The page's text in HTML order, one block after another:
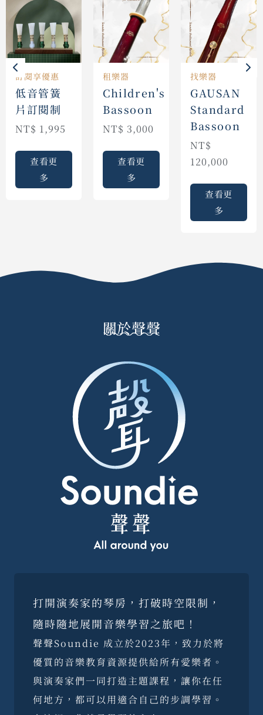
訂閱享優惠
低音管簧
片訂閱制
NT$ 1,995
查看更
多
租樂器
Children's
Bassoon
NT$ 3,000
查看更
多
找樂器
GAUSAN
Standard
Bassoon
NT$
120,000
查看更
多
關於聲聲
打開演奏家的琴房，打破時空限制，
隨時隨地展開音樂學習之旅吧！
聲聲Soundie 成立於2023年，致力於將
優質的音樂教育資源提供給所有愛樂者。
與演奏家們一同打造主題課程，讓你在任
何地方，都可以用適合自己的步調學習。